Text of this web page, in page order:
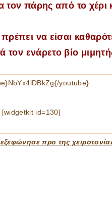
τον πάρης από το
να είσαι
τον ενάρετο βίο
youtube}
[widgetkit id=130]
προ της